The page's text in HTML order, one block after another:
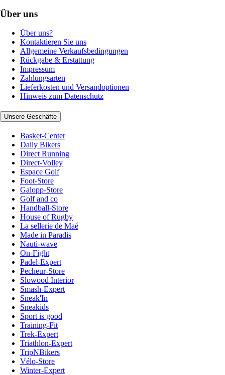
Über uns
Über uns?
Kontaktieren Sie uns
Allgemeine Verkaufsbedingungen
Rückgabe & Erstattung
Impressum
Zahlungsarten
Lieferkosten und Versandoptionen
Hinweis zum Datenschutz
Unsere Geschäfte
Basket-Center
Daily Bikers
Direct Running
Direct-Volley
Espace Golf
Foot-Store
Galopp-Store
Golf and co
Handball-Store
House of Rugby
La sellerie de Maé
Made in Paradis
Nauti-wave
On-Fight
Padel-Expert
Pecheur-Store
Slowood Interior
Smash-Expert
Sneak'In
Sneakids
Sport is good
Training-Fit
Trek-Expert
Triathlon-Expert
TripNBikers
Vélo-Store
Winter-Expert